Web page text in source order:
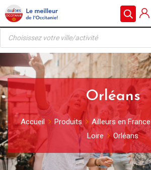
Skip
to
content
Recherche
produits
Orléans
Accueil Produits Ailleurs en France
Loire
Orléans